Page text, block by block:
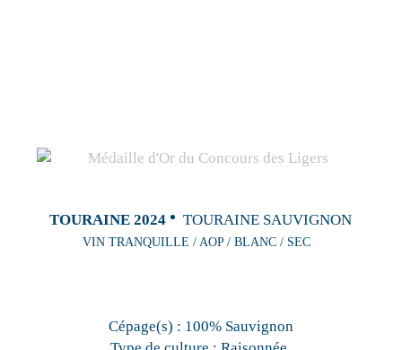
TOURAINE 2024 TOURAINE SAUVIGNON
VIN TRANQUILLE / AOP / BLANC / SEC
Cépage(s) : 100% Sauvignon